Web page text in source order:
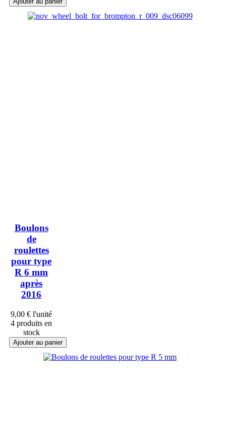
Boulons
de
roulettes
pour type
R 6 mm
après
2016
9,00 € l'unité
4 produits en
stock